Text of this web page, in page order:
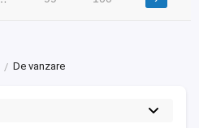
De vanzare